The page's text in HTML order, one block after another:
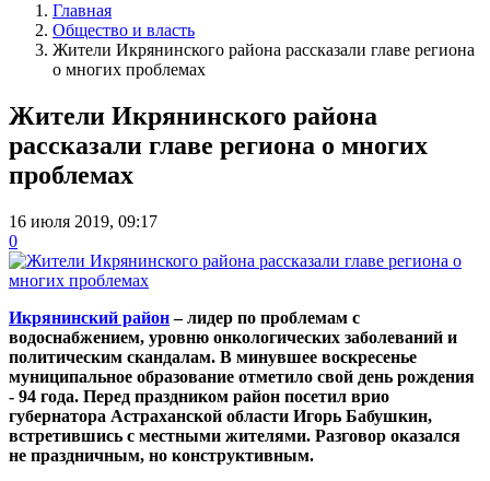
Главная
Общество и власть
Жители Икрянинского района рассказали главе региона
о многих проблемах
Жители Икрянинского района
рассказали главе региона о многих
проблемах
16 июля 2019, 09:17
0
Икрянинский район– лидер по проблемам с
водоснабжением, уровню онкологических заболеваний и
политическим скандалам. В минувшее воскресенье
муниципальное образование отметило свой день рождения
- 94 года. Перед праздником район посетил врио
губернатора Астраханской области Игорь Бабушкин,
встретившись с местными жителями. Разговор оказался
не праздничным, но конструктивным.